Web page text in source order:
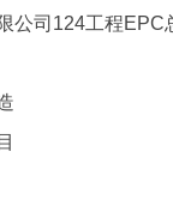
公司124工程EPC